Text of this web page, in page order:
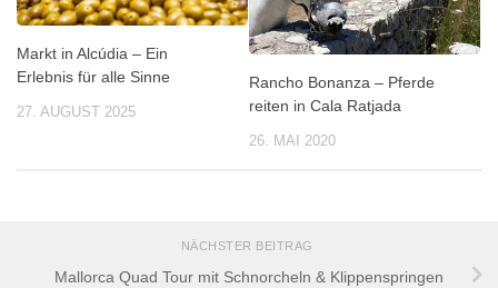
Markt in Alcúdia – Ein
Erlebnis für alle Sinne
27. AUGUST 2025
Rancho Bonanza – Pferde
reiten in Cala Ratjada
26. MAI 2020
NÄCHSTER BEITRAG
Mallorca Quad Tour mit Schnorcheln & Klippenspringen